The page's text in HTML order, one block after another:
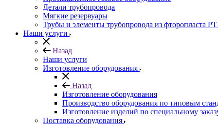
Детали трубопровода
Мягкие резервуары
Трубы и элементы трубопровода из фторопласта
Наши услуги
Назад
Наши услуги
Изготовление оборудования
Назад
Изготовление оборудования
Производство оборудования по типовым
Изготовление изделий по специальному
Поставка оборудования